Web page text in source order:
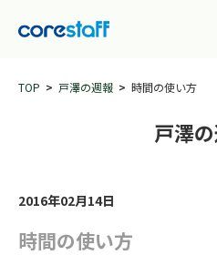
TOP 戸澤の週報 時間の使い方
戸澤
2016年02月14日
時間の使い方